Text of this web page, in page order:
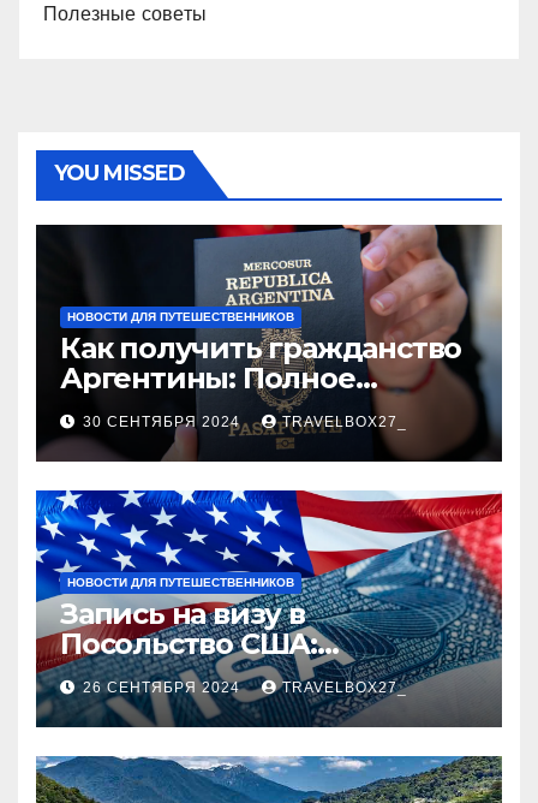
Полезные советы
YOU MISSED
НОВОСТИ ДЛЯ ПУТЕШЕСТВЕННИКОВ
Как получить гражданство
Аргентины: Полное
руководство
30 СЕНТЯБРЯ 2024 TRAVELBOX27_
НОВОСТИ ДЛЯ ПУТЕШЕСТВЕННИКОВ
Запись на визу в
Посольство США:
Пошаговое руководство
26 СЕНТЯБРЯ 2024 TRAVELBOX27_